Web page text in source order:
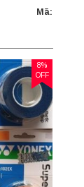
Mã:
8%
OFF